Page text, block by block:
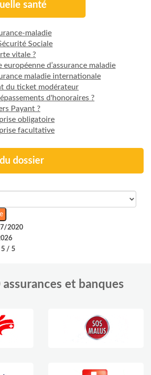
santé
maladie
Sociale
vitale ?
d’assurance maladie
maladie internationale
du ticket modérateur
d'honoraires ?
Payant ?
obligatoire
facultative
dossier
2020
5 / 5
assurances et banques